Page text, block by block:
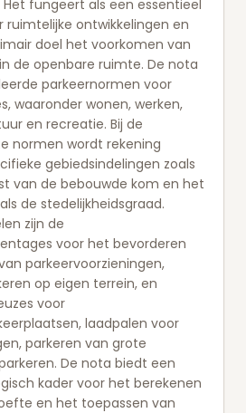
fungeert als een essentieel
ruimtelijke ontwikkelingen en
doel het voorkomen van
de openbare ruimte. De nota
parkeernormen voor
waaronder wonen, werken,
en recreatie. Bij de
normen wordt rekening
gebiedsindelingen zoals
van de bebouwde kom en het
de stedelijkheidsgraad.
zijn de
voor het bevorderen
parkeervoorzieningen,
op eigen terrein, en
voor
laadpalen voor
parkeren van grote
De nota biedt een
kader voor het berekenen
en het toepassen van